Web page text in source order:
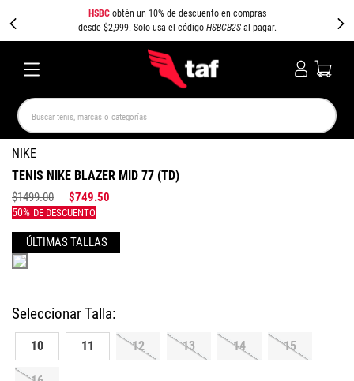
HSBCobtén un 10% de descuento en compras
desde $2,999. Solo usa el código HSBCB2Sal pagar.
Buscar tenis, marcas o categorías
NIKE
TENIS NIKE BLAZER MID 77 (TD)
$1499.00 $749.50
Colores
10 11 12 13 14 15
TÉRMINOS MÁS BUSCADOS
NEW BALANCE SAMBA AIR FORCE 1
SPEEDCAT SPEZIAL